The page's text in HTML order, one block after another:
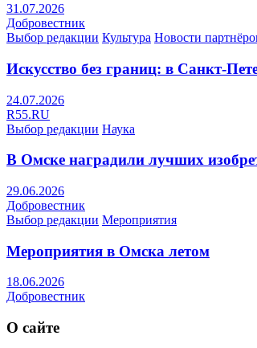
31.07.2026
Добровестник
Выбор редакции Культура Новости
Искусство без границ: в Санкт-
24.07.2026
R55.RU
Выбор редакции Наука
В Омске наградили лучших
29.06.2026
Добровестник
Выбор редакции Мероприятия
Мероприятия в Омска летом
18.06.2026
Добровестник
О сайте